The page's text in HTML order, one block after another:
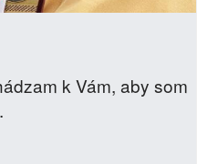
k Vám, aby som